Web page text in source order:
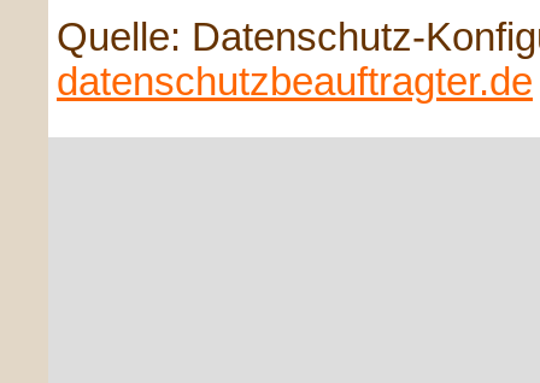
Quelle: Datenschutz-
datenschutzbeauftragter.de